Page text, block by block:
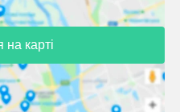
на карті